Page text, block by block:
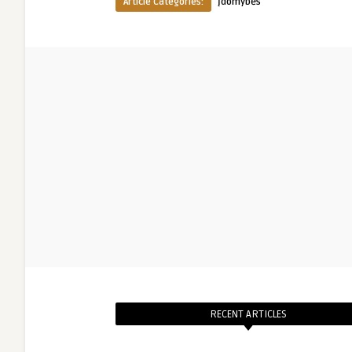
RECENT ARTICLES